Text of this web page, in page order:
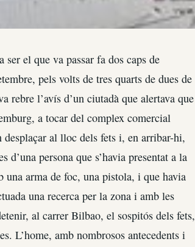
el que va passar fa dos caps de
pels volts de tres quarts de dues de
rebre l’avís d’un ciutadà que alertava que
a tocar del complex comercial
desplaçar al lloc dels fets i, en arribar-hi,
persona que s’havia presentat a la
una arma de foc, una pistola, i que havia
una recerca per la zona i amb les
al carrer Bilbao, el sospitós dels fets,
L’home, amb nombrosos antecedents i